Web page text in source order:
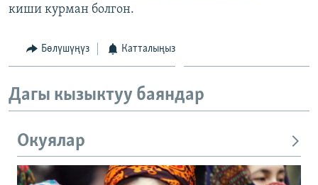
киши курман болгон.
Бөлүшүңүз Катталыңыз
Дагы кызыктуу баяндар
Окуялар